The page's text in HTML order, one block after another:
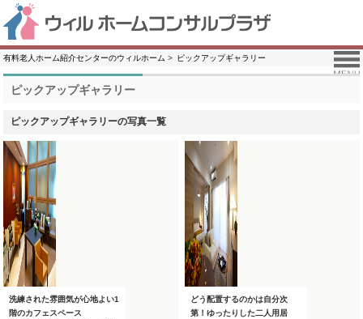
有料老人ホーム紹介センターのウィルホーム ピックアップギャラリー
ピックアップギャラリー
ピックアップギャラリーの写真一覧
洗練された雰囲気が心地よい1
階のカフェスペース
どう配置するのかは自分次
第！ゆったりした二人用居